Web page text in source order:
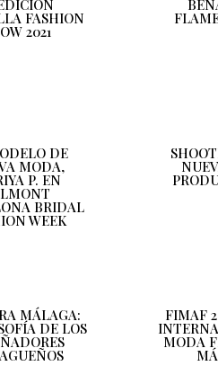
FASHION
2021
DE
MODA,
P. EN
BRIDAL
WEEK
MÁLAGA:
DE LOS
FIMAF
MODA